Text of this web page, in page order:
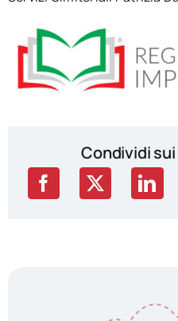
Condividi